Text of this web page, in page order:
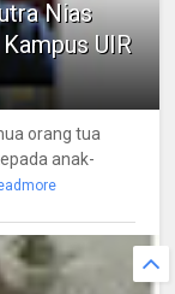
Nias
UIR
orang tua
anak-